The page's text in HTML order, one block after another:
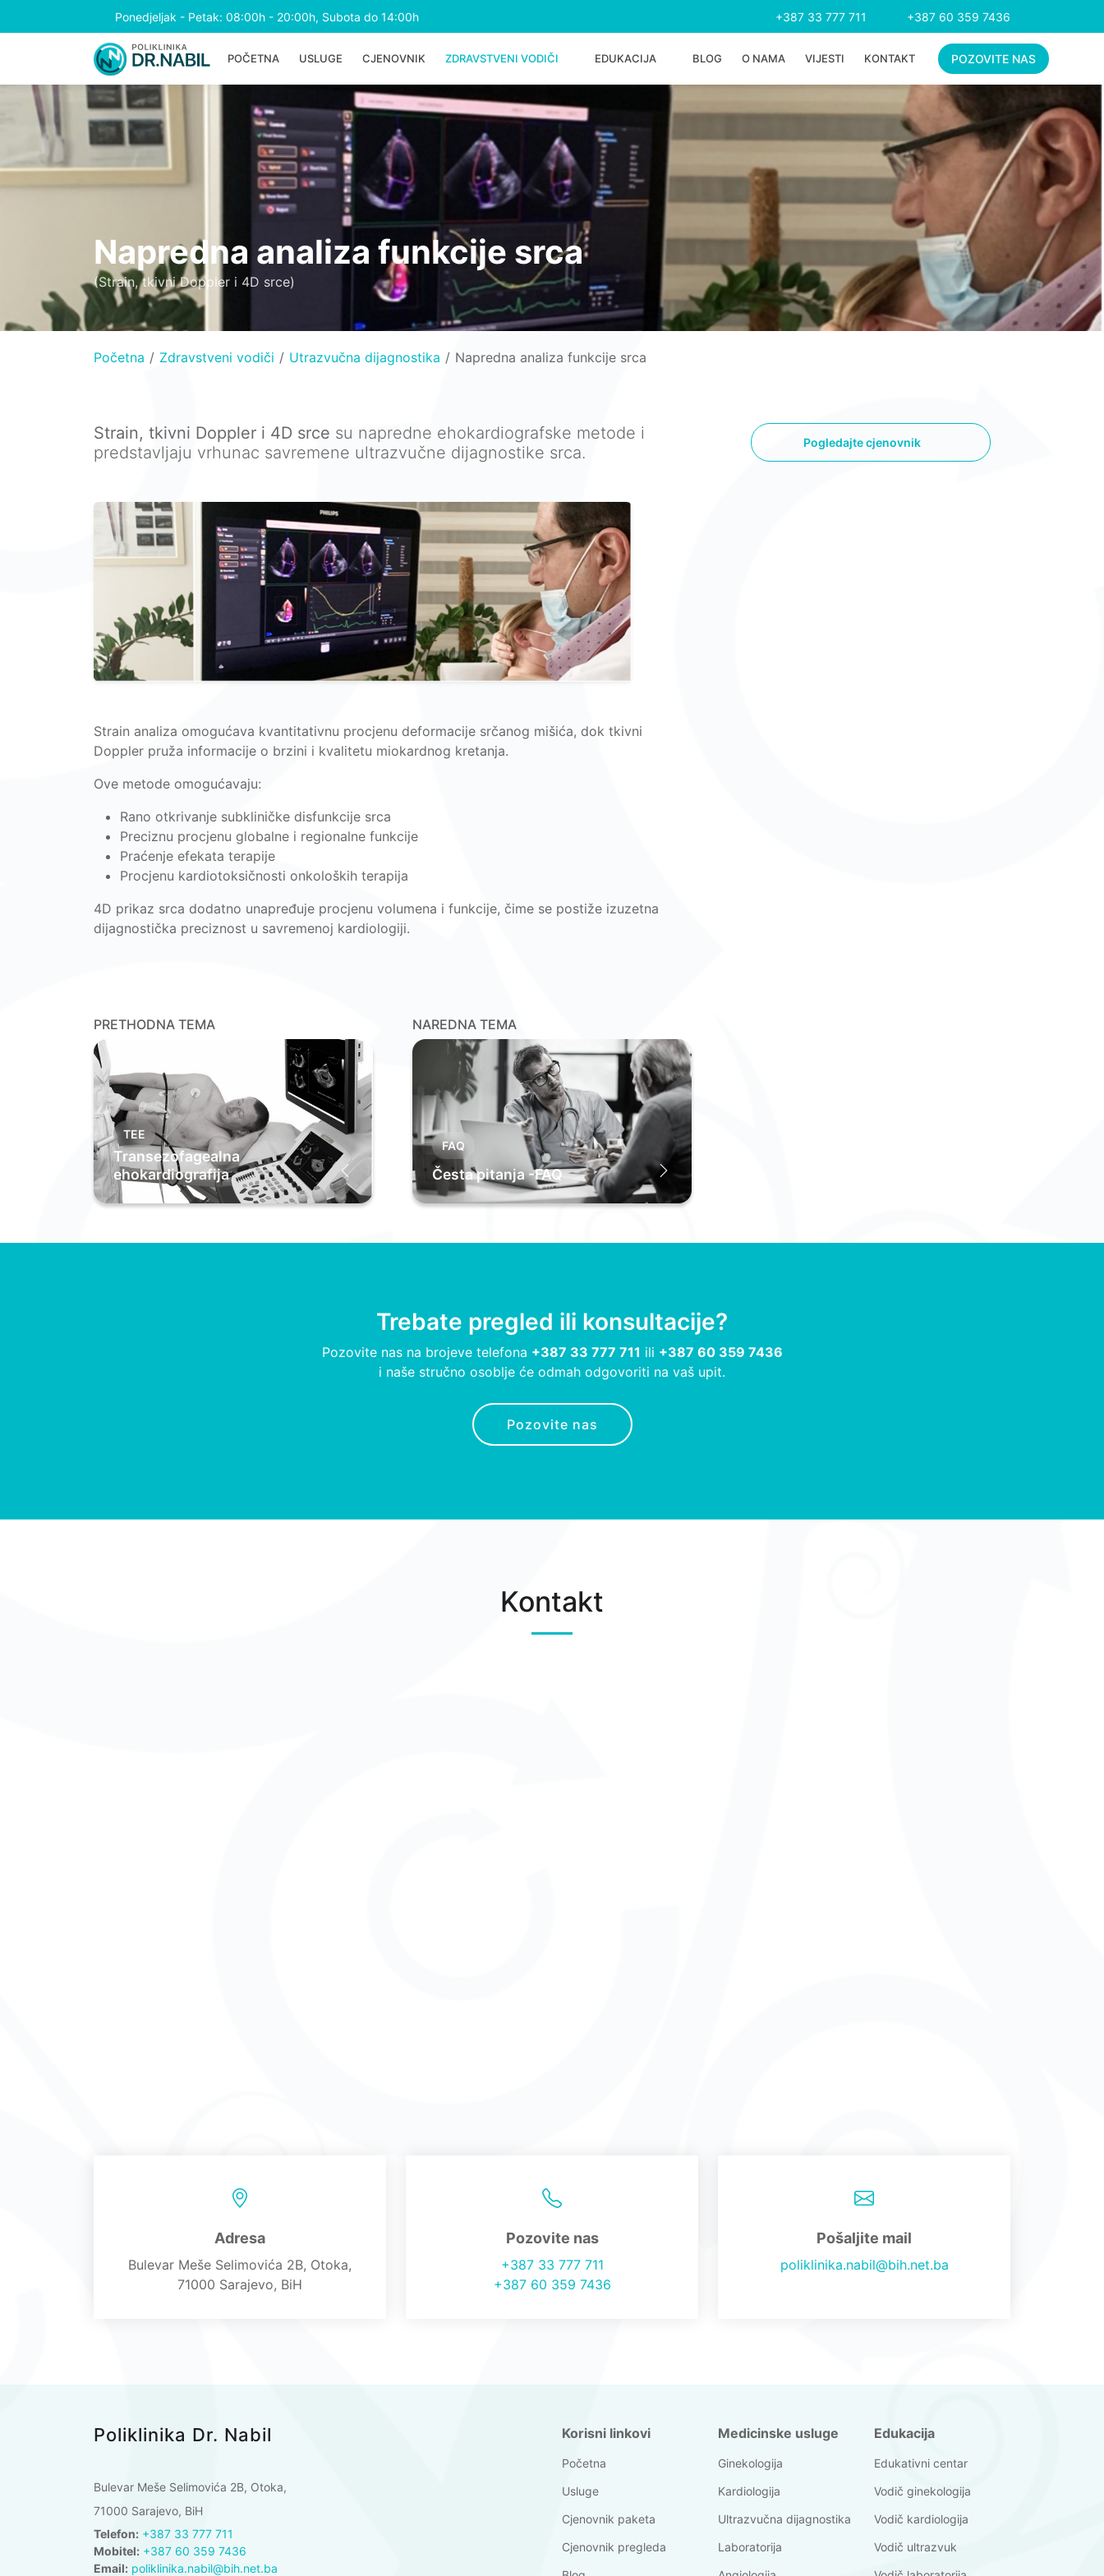
Ponedjeljak - Petak: 08:00h - 20:00h, Subota do 14:00h +387 33 777 711 +387 60 359 7436
POČETNA USLUGE CJENOVNIK ZDRAVSTVENI VODIČI EDUKACIJA BLOG O NAMA VIJESTI KONTAKT POZOVITE NAS
Napredna analiza funkcije srca
(Strain, tkivni Doppler i 4D srce)
Početna Zdravstveni vodiči Utrazvučna dijagnostika Napredna analiza funkcije srca
Strain, tkivni Doppler i 4D srce su napredne ehokardiografske metode i
predstavljaju vrhunac savremene ultrazvučne dijagnostike srca.
Strain analiza omogućava kvantitativnu procjenu deformacije srčanog mišića, dok tkivni
Doppler pruža informacije o brzini i kvalitetu miokardnog kretanja.
Ove metode omogućavaju:
Rano otkrivanje subkliničke disfunkcije srca
Preciznu procjenu globalne i regionalne funkcije
Praćenje efekata terapije
Procjenu kardiotoksičnosti onkoloških terapija
4D prikaz srca dodatno unapređuje procjenu volumena i funkcije, čime se postiže izuzetna
dijagnostička preciznost u savremenoj kardiologiji.
PRETHODNA TEMA
TEE
Transezofagealna
ehokardiografija
NAREDNA TEMA
FAQ
Česta pitanja -FAQ
Pogledajte cjenovnik
Trebate pregled ili konsultacije?
Pozovite nas na brojeve telefona +387 33 777 711 ili +387 60 359 7436
i naše stručno osoblje će odmah odgovoriti na vaš upit.
Pozovite nas
Kontakt
Adresa
Bulevar Meše Selimovića 2B, Otoka,
71000 Sarajevo, BiH
Pozovite nas
+387 33 777 711
+387 60 359 7436
Pošaljite mail
poliklinika.nabil@bih.net.ba
Poliklinika Dr. Nabil
Bulevar Meše Selimovića 2B, Otoka,
71000 Sarajevo, BiH
Telefon: +387 33 777 711
Mobitel: +387 60 359 7436
Email: poliklinika.nabil@bih.net.ba
Korisni linkovi
Početna
Usluge
Cjenovnik paketa
Cjenovnik pregleda
Medicinske usluge
Ginekologija
Kardiologija
Ultrazvučna dijagnostika
Laboratorija
Edukacija
Edukativni centar
Vodič ginekologija
Vodič kardiologija
Vodič ultrazvuk